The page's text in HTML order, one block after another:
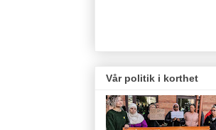
Vår politik i korthet